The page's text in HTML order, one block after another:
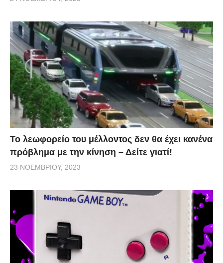
Το λεωφορείο του μέλλοντος δεν θα έχει κανένα
πρόβλημα με την κίνηση – Δείτε γιατί!
23 ΝΟΕΜΒΡΊΟΥ, 2023